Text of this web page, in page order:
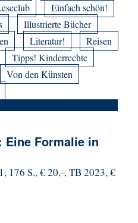
Einfach schön!
Illustrierte Bücher
Literatur!
Reisen
Tipps! Kinderrechte
Von den Künsten
Formalie in
176 S., € 20,-, TB 2023, €